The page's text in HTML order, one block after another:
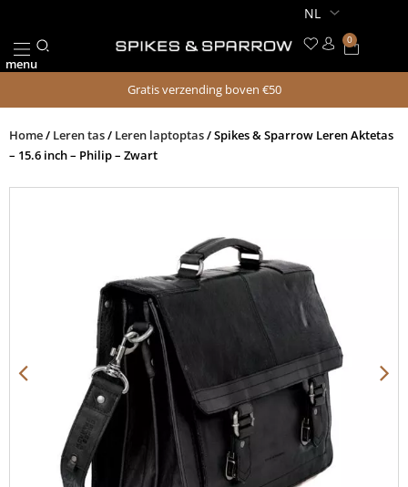
de
inhoud
menu
0
Gratis verzending boven €50
Home/ Leren tas/ Leren laptoptas/ Spikes & Sparrow Leren Aktetas
– 15.6 inch – Philip – Zwart